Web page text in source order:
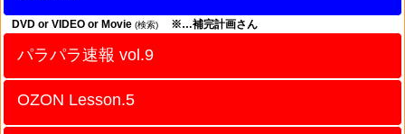
DVD or VIDEO or Movie (検索) ※…補完計画さん
パラパラ速報 vol.9
OZON Lesson.5